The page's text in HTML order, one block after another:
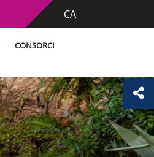
CA
CONSORCI